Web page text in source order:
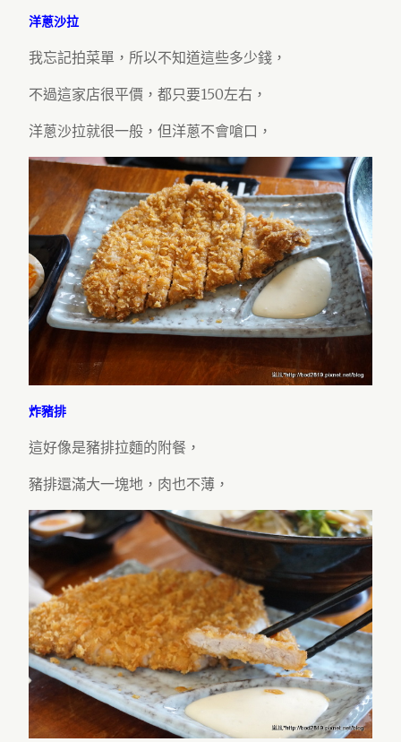
洋蔥沙拉
我忘記拍菜單，所以不知道這些多少錢，
不過這家店很平價，都只要150左右，
洋蔥沙拉就很一般，但洋蔥不會嗆口，
炸豬排
這好像是豬排拉麵的附餐，
豬排還滿大一塊地，肉也不薄，